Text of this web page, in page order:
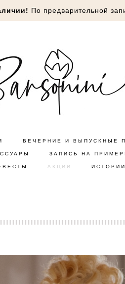
По предварительной
ВЕЧЕРНИЕ И ВЫПУСКНЫЕ
ЗАПИСЬ НА
АКЦИИ